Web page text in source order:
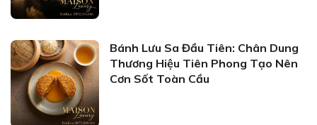
Bánh Lưu Sa Đầu Tiên: Chân Dung
Thương Hiệu Tiên Phong Tạo Nên
Cơn Sốt Toàn Cầu